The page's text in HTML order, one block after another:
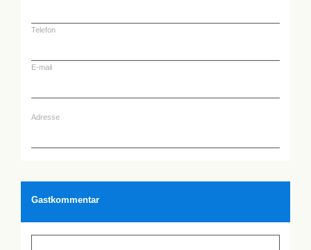
Telefon
E-mail
Adresse
Gastkommentar